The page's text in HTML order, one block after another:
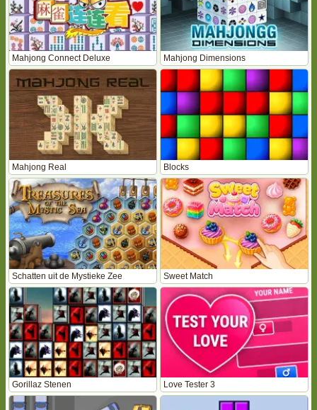
Mahjong Connect Deluxe Mahjong Dimensions
Mahjong Real Blocks
Schatten uit de Mystieke Zee Sweet Match
Gorillaz Stenen Love Tester 3